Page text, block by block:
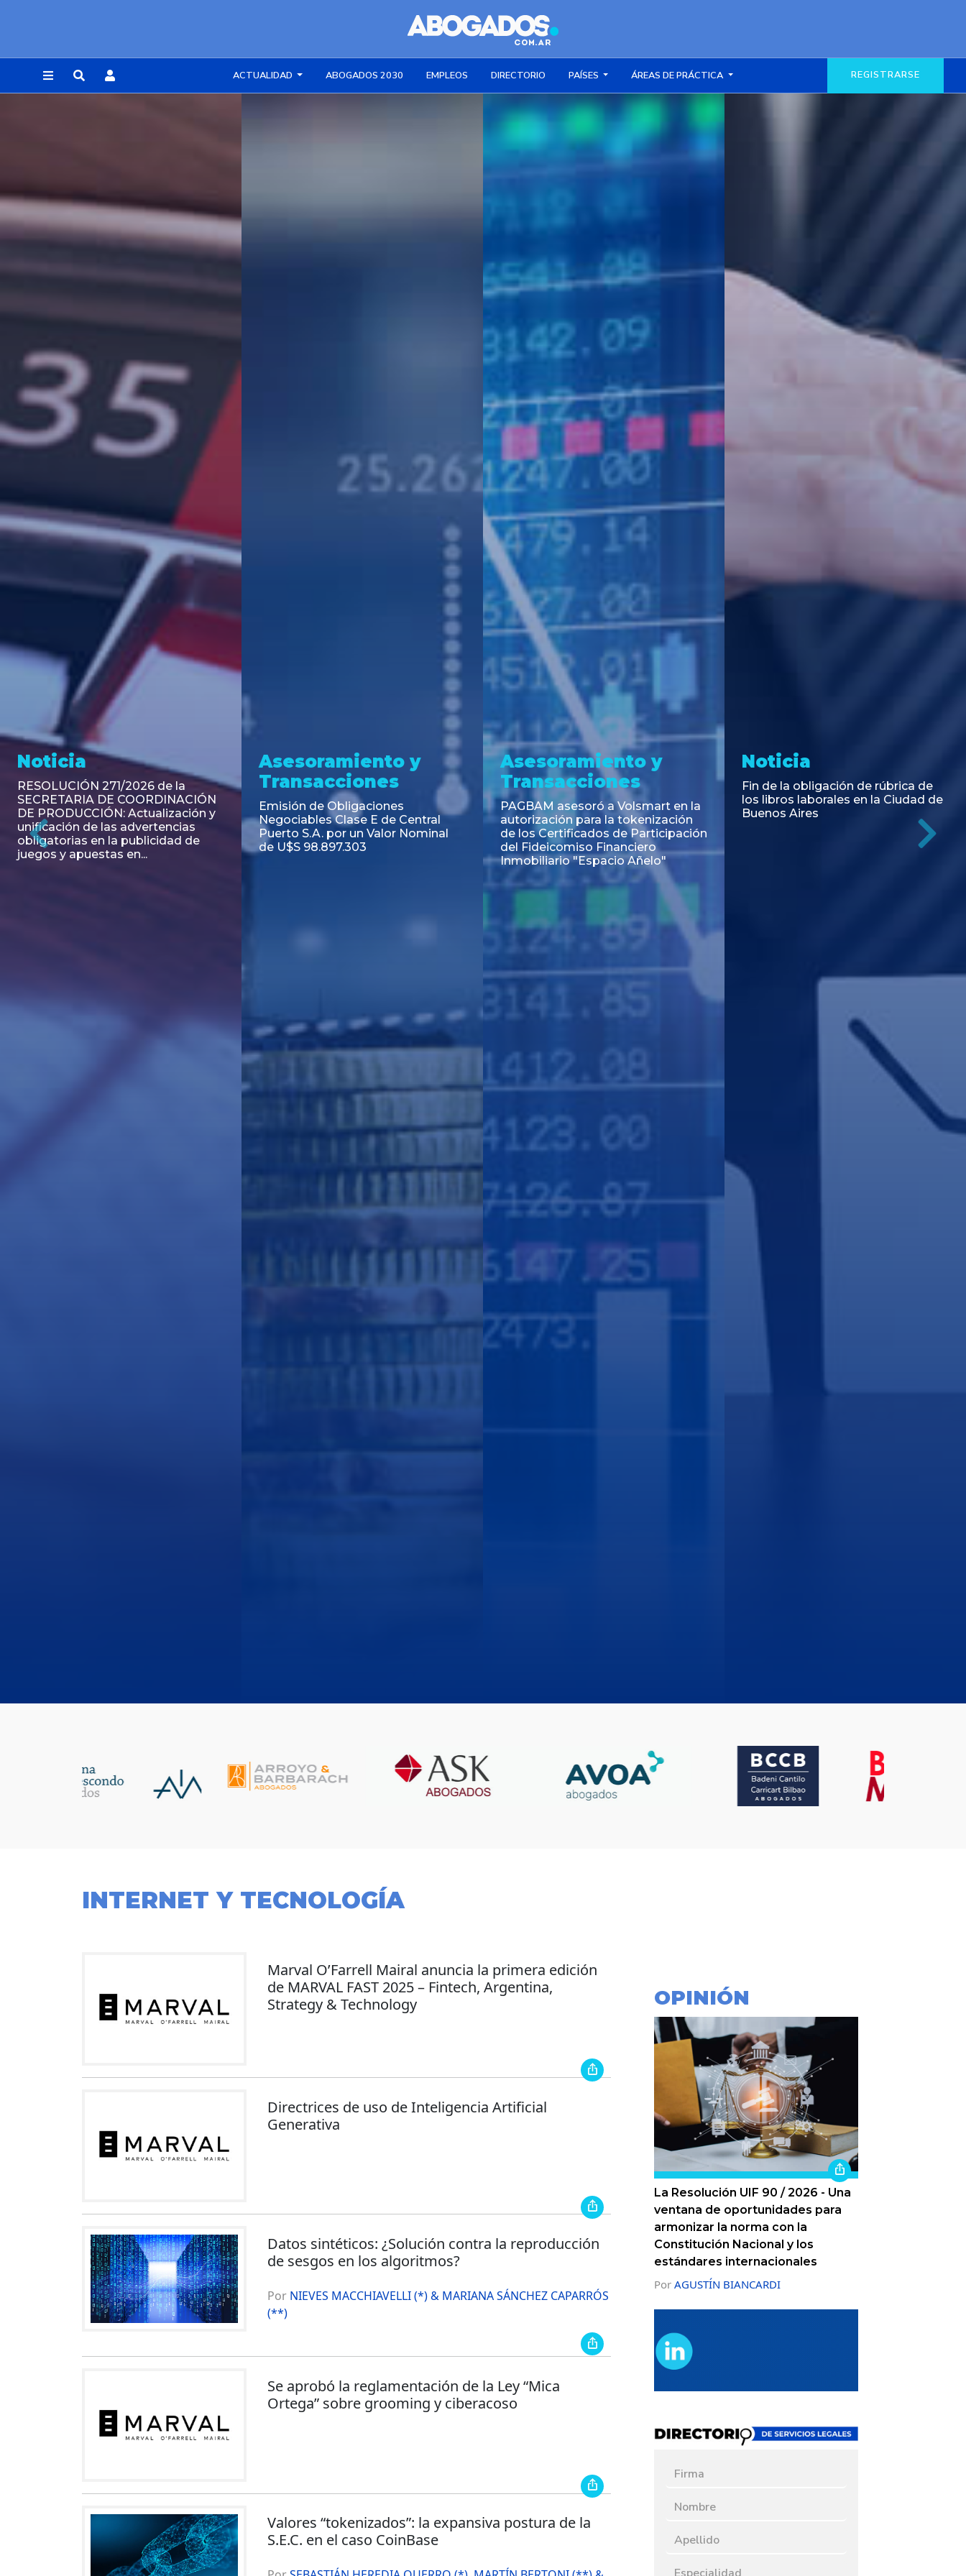
ACTUALIDAD ABOGADOS 2030 EMPLEOS DIRECTORIO PAÍSES ÁREAS DE PRÁCTICA REGISTRARSE
Noticia
RESOLUCIÓN 271/2026 de la
SECRETARIA DE COORDINACIÓN
DE PRODUCCIÓN: Actualización y
unificación de las advertencias
obligatorias en la publicidad de
juegos y apuestas en...
Asesoramiento y
Transacciones
Emisión de Obligaciones
Negociables Clase E de Central
Puerto S.A. por un Valor Nominal
de U$S 98.897.303
Asesoramiento y
Transacciones
PAGBAM asesoró a Volsmart en la
autorización para la tokenización
de los Certificados de Participación
del Fideicomiso Financiero
Inmobiliario "Espacio Añelo"
Noticia
Fin de la obligación de rúbrica de
los libros laborales en la Ciudad de
Buenos Aires
Previous
INTERNET Y TECNOLOGÍA
Marval O’Farrell Mairal anuncia la primera edición
de MARVAL FAST 2025 – Fintech, Argentina,
Strategy & Technology
Directrices de uso de Inteligencia Artificial
Generativa
Datos sintéticos: ¿Solución contra la reproducción
de sesgos en los algoritmos?
Por NIEVES MACCHIAVELLI (*) & MARIANA SÁNCHEZ CAPARRÓS
(**)
Se aprobó la reglamentación de la Ley “Mica
Ortega” sobre grooming y ciberacoso
Valores “tokenizados”: la expansiva postura de la
S.E.C. en el caso CoinBase
OPINIÓN
La Resolución UIF 90 / 2026 - Una
ventana de oportunidades para
armonizar la norma con la
Constitución Nacional y los
estándares internacionales
Por AGUSTÍN BIANCARDI